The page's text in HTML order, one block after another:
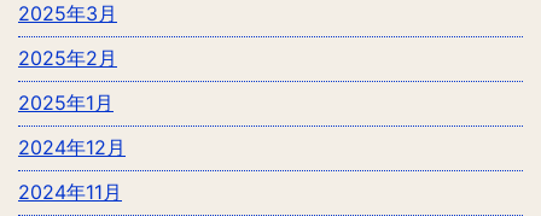
2025年3月
2025年2月
2025年1月
2024年12月
2024年11月